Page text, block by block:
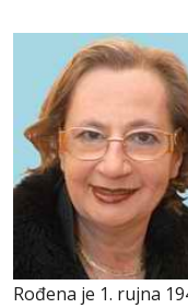
Rođena je 1. rujna